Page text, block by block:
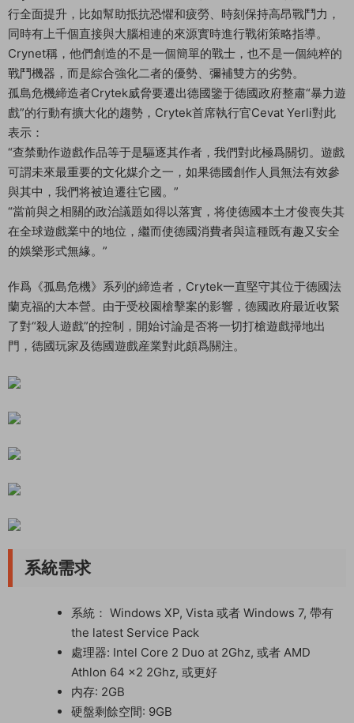
行全面提升，比如幫助抵抗恐懼和疲勞、時刻保持高昂戰鬥力，
同時有上千個直接與大腦相連的來源實時進行戰術策略指導。
Crynet稱，他們創造的不是一個簡單的戰士，也不是一個純粹的
戰鬥機器，而是綜合強化二者的優勢、彌補雙方的劣勢。
孤島危機締造者Crytek威脅要遷出德國鑒于德國政府整肅“暴力遊
戲”的行動有擴大化的趨勢，Crytek首席執行官Cevat Yerli對此
表示：
“查禁動作遊戲作品等于是驅逐其作者，我們對此極爲關切。遊戲
可謂未來最重要的文化媒介之一，如果德國創作人員無法有效參
與其中，我們将被迫遷往它國。”
“當前與之相關的政治議題如得以落實，将使德國本土才俊喪失其
在全球遊戲業中的地位，繼而使德國消費者與這種既有趣又安全
的娛樂形式無緣。”
作爲《孤島危機》系列的締造者，Crytek一直堅守其位于德國法
蘭克福的大本營。由于受校園槍擊案的影響，德國政府最近收緊
了對“殺人遊戲”的控制，開始讨論是否将一切打槍遊戲掃地出
門，德國玩家及德國遊戲産業對此頗爲關注。
系統需求
系統： Windows XP, Vista 或者 Windows 7, 帶有
the latest Service Pack
處理器: Intel Core 2 Duo at 2Ghz, 或者 AMD
Athlon 64 x2 2Ghz, 或更好
内存: 2GB
硬盤剩餘空間: 9GB